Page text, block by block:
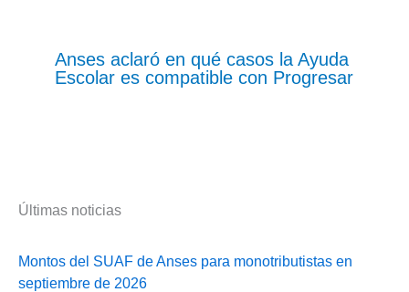
Anses aclaró en qué casos la Ayuda
Escolar es compatible con Progresar
Últimas noticias
Montos del SUAF de Anses para monotributistas en
septiembre de 2026